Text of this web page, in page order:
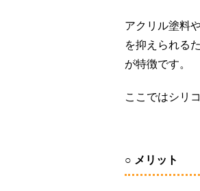
アクリル塗料
を抑えられる
が特徴です。
ここではシリ
○ メリット